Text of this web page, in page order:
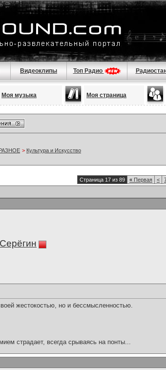
Видеоклипы Топ Радио
Моя музыка Моя страница
> Культура и Искусство
Страница 17 из 89 « Первая <
жестокостью, но и бессмысленностью.
страдает, всегда срываясь на понты...